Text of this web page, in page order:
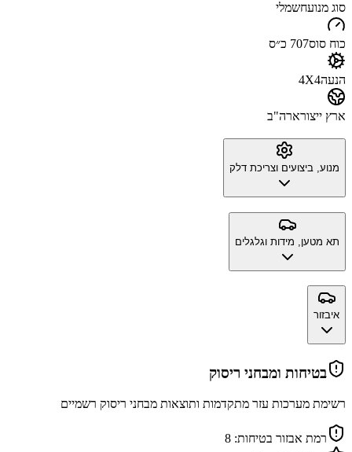
סוג מנועחשמלי
כוח סוס707 כ״ס
הנעה4X4
ארץ ייצורארה"ב
מנוע, ביצועים וצריכת דלק
תא מטען, מידות וגלגלים
איבזור
בטיחות ומבחני ריסוק
רשימת מערכות עזר מתקדמות ותוצאות מבחני ריסוק רשמיים
רמת אבזור בטיחות: 8